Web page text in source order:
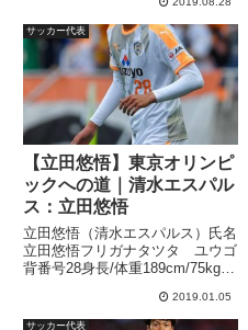
点を積み上げておきたい。また、
名古屋の攻撃陣に陰りが見えてき
ており、守備...
サッカー代表
【立田悠悟】東京オリンピ
ックへの道｜清水エスパル
ス：立田悠悟
立田悠悟（清水エスパルス）氏名
立田悠悟フリガナタツタ ユウゴ
背番号28身長/体重189cm/75kg生
身地静岡立田悠悟選手は、センタ
ーバックとサイドバックをこなせ
2019.01.05
サッカー代表